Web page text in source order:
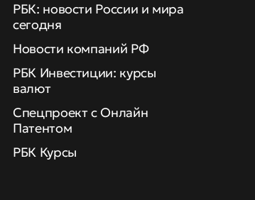
РБК: новости России и мира
сегодня
Новости компаний РФ
РБК Инвестиции: курсы
валют
Спецпроект с Онлайн
Патентом
РБК Курсы